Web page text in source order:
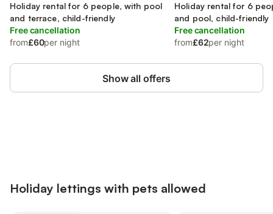
Holiday rental for 6 people, with pool
and terrace, child-friendly
Free cancellation
from£60per night
Holiday rental for 6
and pool, child-friendly
Free cancellation
from£62per night
Show all offers
Holiday lettings with pets allowed